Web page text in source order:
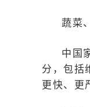
蔬菜
中国
分，包括
更快、更